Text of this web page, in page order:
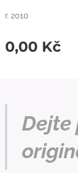
r. 2010
0,00 Kč
Dejte